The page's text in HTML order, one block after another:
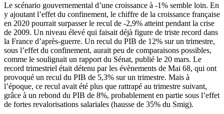
Le scénario gouvernemental d’une croissance à -1% semble loin. En
y ajoutant l’effet du confinement, le chiffre de la croissance française
en 2020 pourrait surpasser le recul de -2,9% atteint pendant la crise
de 2009. Un niveau élevé qui faisait déjà figure de triste record dans
la France d’après-guerre. Un recul du PIB de 12% sur un trimestre,
sous l’effet du confinement, aurait peu de comparaisons possibles,
comme le soulignait un rapport du Sénat, publié le 20 mars. Le
record trimestriel était détenu par les évènements de Mai 68, qui ont
provoqué un recul du PIB de 5,3% sur un trimestre. Mais à
l’époque, ce recul avait été plus que rattrapé au trimestre suivant,
grâce à un rebond du PIB de 8%, probablement en partie sous l’effet
de fortes revalorisations salariales (hausse de 35% du Smig).